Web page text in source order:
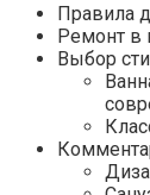
Правила
Ремонт в
Выбор